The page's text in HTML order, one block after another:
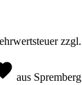
zzgl.
aus Spremberg